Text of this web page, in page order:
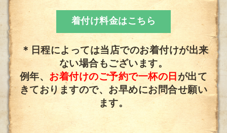
着付け料金はこちら
＊日程によっては当店でのお着付けが出来
ない場合もございます。
例年、 お着付けのご予約で一杯の日 が出て
きておりますので、お早めにお問合せ願い
ます。